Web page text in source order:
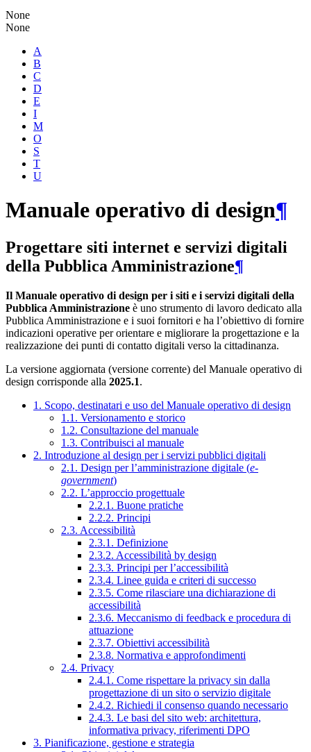
None
None
A
B
C
D
E
I
M
O
S
T
U
Manuale operativo di design¶
Progettare siti internet e servizi digitali
della Pubblica Amministrazione¶
Il Manuale operativo di design per i siti e i servizi digitali della
Pubblica Amministrazione è uno strumento di lavoro dedicato alla
Pubblica Amministrazione e i suoi fornitori e ha l’obiettivo di fornire
indicazioni operative per orientare e migliorare la progettazione e la
realizzazione dei punti di contatto digitali verso la cittadinanza.
La versione aggiornata (versione corrente) del Manuale operativo di
design corrisponde alla 2025.1.
1. Scopo, destinatari e uso del Manuale operativo di design
1.1. Versionamento e storico
1.2. Consultazione del manuale
1.3. Contribuisci al manuale
2. Introduzione al design per i servizi pubblici digitali
2.1. Design per l’amministrazione digitale (e-
government)
2.2. L’approccio progettuale
2.2.1. Buone pratiche
2.2.2. Principi
2.3. Accessibilità
2.3.1. Definizione
2.3.2. Accessibilità by design
2.3.3. Principi per l’accessibilità
2.3.4. Linee guida e criteri di successo
2.3.5. Come rilasciare una dichiarazione di
accessibilità
2.3.6. Meccanismo di feedback e procedura di
attuazione
2.3.7. Obiettivi accessibilità
2.3.8. Normativa e approfondimenti
2.4. Privacy
2.4.1. Come rispettare la privacy sin dalla
progettazione di un sito o servizio digitale
2.4.2. Richiedi il consenso quando necessario
2.4.3. Le basi del sito web: architettura,
informativa privacy, riferimenti DPO
3. Pianificazione, gestione e strategia